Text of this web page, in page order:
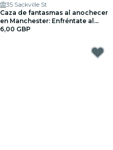
35 Sackville St
Caza de fantasmas al anochecer
en Manchester: Enfréntate al
miedo
6,00 GBP